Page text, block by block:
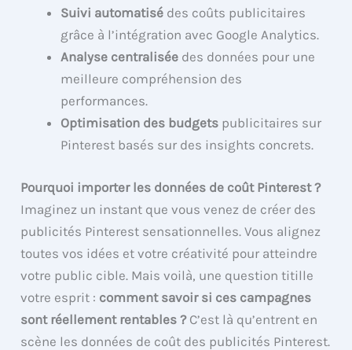
Suivi automatisé des coûts publicitaires
grâce à l’intégration avec Google Analytics.
Analyse centralisée des données pour une
meilleure compréhension des
performances.
Optimisation des budgets publicitaires sur
Pinterest basés sur des insights concrets.
Pourquoi importer les données de coût Pinterest ?
Imaginez un instant que vous venez de créer des
publicités Pinterest sensationnelles. Vous alignez
toutes vos idées et votre créativité pour atteindre
votre public cible. Mais voilà, une question titille
votre esprit : comment savoir si ces campagnes
sont réellement rentables ?C’est là qu’entrent en
scène les données de coût des publicités Pinterest.